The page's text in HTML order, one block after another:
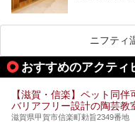
旅行やお出か
ひ気軽に立ち
ニフティ
おすすめのアクティ
【滋賀・信楽】ペット同
バリアフリー設計の陶芸
滋賀県甲賀市信楽町勅旨2349番地